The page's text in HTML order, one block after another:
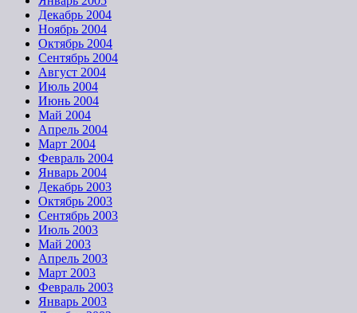
Декабрь 2004
Ноябрь 2004
Октябрь 2004
Сентябрь 2004
Август 2004
Июль 2004
Июнь 2004
Май 2004
Апрель 2004
Март 2004
Февраль 2004
Январь 2004
Декабрь 2003
Октябрь 2003
Сентябрь 2003
Июль 2003
Май 2003
Апрель 2003
Март 2003
Февраль 2003
Январь 2003